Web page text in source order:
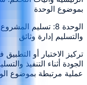
بموضوع الوحدة
الوحدة 8: تسليم
والتسليم إدارة وثائق
تركيز الاختبار أو
الجودة أثناء التنفيذ
عملية مرتبطة بموضوع